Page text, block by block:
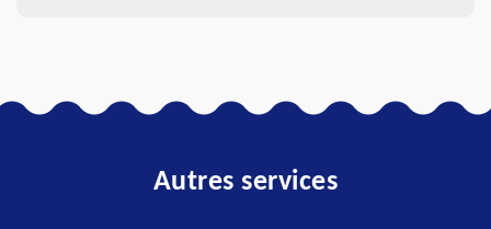
Autres services